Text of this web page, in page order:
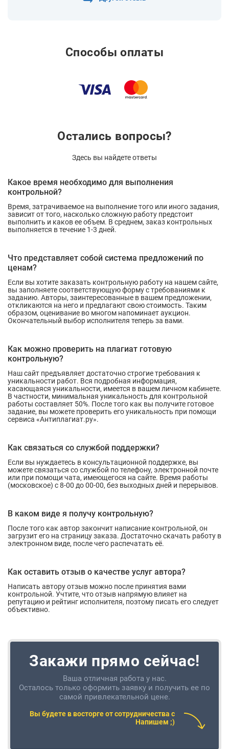
Способы оплаты
Остались вопросы?
Здесь вы найдете ответы
Какое время необходимо для выполнения
контрольной?
Время, затрачиваемое на выполнение того или иного задания,
зависит от того, насколько сложную работу предстоит
выполнить и каков ее объем. В среднем, заказ контрольных
выполняется в течение 1-3 дней.
Что представляет собой система предложений по
ценам?
Если вы хотите заказать контрольную работу на нашем сайте,
вы заполняете соответствующую форму с требованиями к
заданию. Авторы, заинтересованные в вашем предложении,
откликаются на него и предлагают свою стоимость. Таким
образом, оценивание во многом напоминает аукцион.
Окончательный выбор исполнителя теперь за вами.
Как можно проверить на плагиат готовую
контрольную?
Наш сайт предъявляет достаточно строгие требования к
уникальности работ. Вся подробная информация,
касающаяся уникальности, имеется в вашем личном кабинете.
В частности, минимальная уникальность для контрольной
работы составляет 50%. После того как вы получите готовое
задание, вы можете проверить его уникальность при помощи
сервиса «Антиплагиат.ру».
Как связаться со службой поддержки?
Если вы нуждаетесь в консультационной поддержке, вы
можете связаться со службой по телефону, электронной почте
или при помощи чата, имеющегося на сайте. Время работы
(московское) с 8-00 до 00-00, без выходных дней и перерывов.
В каком виде я получу контрольную?
После того как автор закончит написание контрольной, он
загрузит его на страницу заказа. Достаточно скачать работу в
электронном виде, после чего распечатать её.
Как оставить отзыв о качестве услуг автора?
Написать автору отзыв можно после принятия вами
контрольной. Учтите, что отзыв напрямую влияет на
репутацию и рейтинг исполнителя, поэтому писать его следует
объективно.
Закажи прямо сейчас!
Ваша отличная работа у нас.
Осталось только оформить заявку и получить ее по
самой привлекательной цене.
Вы будете в восторге от сотрудничества с
Напишем ;)